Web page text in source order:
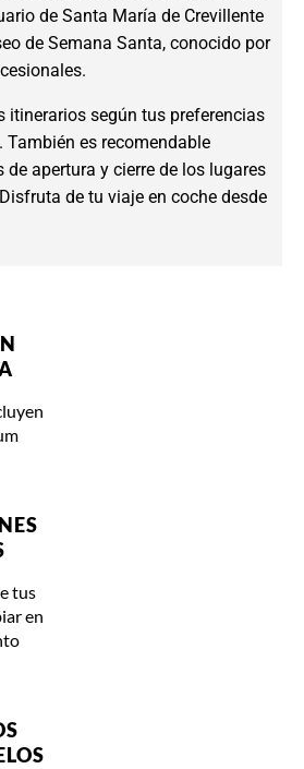
de Santa María de Crevillente
de Semana Santa, conocido por
itinerarios según tus preferencias
es recomendable
apertura y cierre de los lugares
de tu viaje en coche desde
tus
en